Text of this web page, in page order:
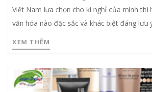
Việt Nam lựa chọn cho kì nghỉ của mình thì
văn hóa nào đặc sắc và khác biệt đáng lưu
XEM THÊM